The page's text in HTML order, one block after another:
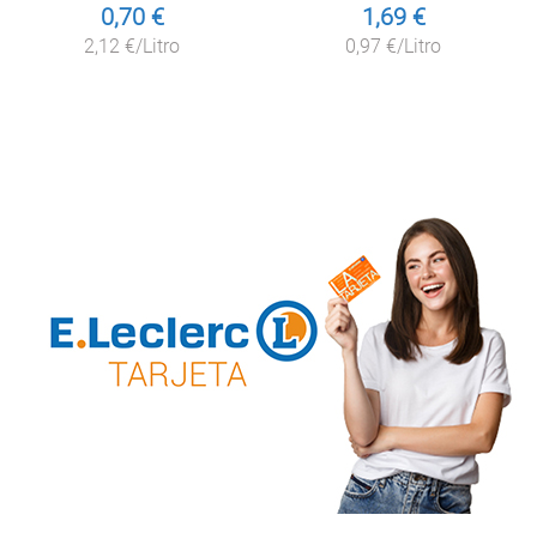
0,70 €
2,12 €/Litro
1,69 €
0,97 €/Litro